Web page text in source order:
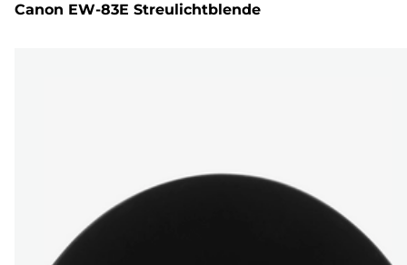
Canon EW-83E Streulichtblende